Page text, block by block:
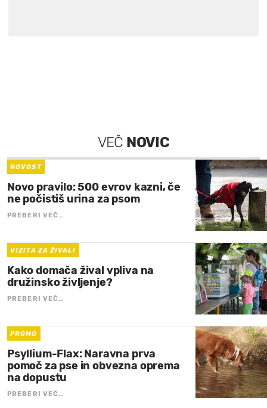
VEČ NOVIC
NOVOST
Novo pravilo: 500 evrov kazni, če
ne počistiš urina za psom
PREBERI VEČ…
VIZITA ZA ŽIVALI
Kako domača žival vpliva na
družinsko življenje?
PREBERI VEČ…
PROMO
Psyllium-Flax: Naravna prva
pomoč za pse in obvezna oprema
na dopustu
PREBERI VEČ…